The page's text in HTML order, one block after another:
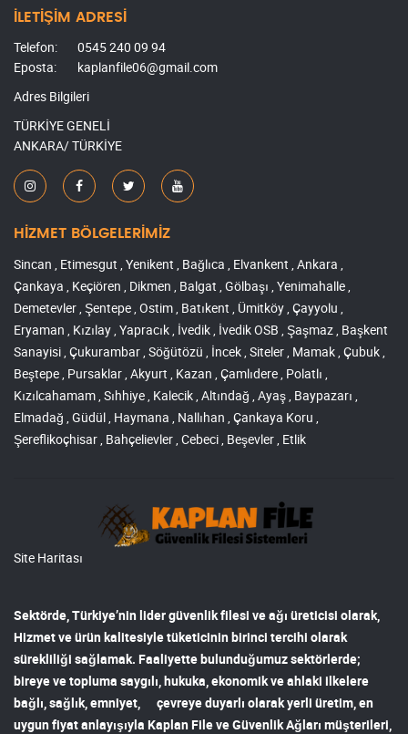
İLETİŞİM ADRESİ
Telefon:
0545 240 09 94
Eposta:
kaplanfile06@gmail.com
Adres Bilgileri
TÜRKİYE GENELİ
ANKARA/ TÜRKİYE
HİZMET BÖLGELERİMİZ
Sincan , Etimesgut , Yenikent , Bağlıca , Elvankent , Ankara ,
Çankaya , Keçiören , Dikmen , Balgat , Gölbaşı , Yenimahalle ,
Demetevler , Şentepe , Ostim , Batıkent , Ümitköy , Çayyolu ,
Eryaman , Kızılay , Yapracık , İvedik , İvedik OSB , Şaşmaz , Başkent
Sanayisi , Çukurambar , Söğütözü , İncek , Siteler , Mamak , Çubuk ,
Beştepe , Pursaklar , Akyurt , Kazan , Çamlıdere , Polatlı ,
Kızılcahamam , Sıhhiye , Kalecik , Altındağ , Ayaş , Baypazarı ,
Elmadağ , Güdül , Haymana , Nallıhan , Çankaya Koru ,
Şereflikoçhisar , Bahçelievler , Cebeci , Beşevler , Etlik
Site Haritası
Sektörde, Türkiye’nin lidergüvenlik filesi ve ağı üreticisi olarak,
Hizmet ve ürün kalitesiyle tüketicinin birinci tercihi olarak
sürekliliği sağlamak. Faaliyette bulunduğumuz sektörlerde;
bireye ve topluma saygılı, hukuka, ekonomik ve ahlaki ilkelere
bağlı, sağlık, emniyet, çevreye duyarlı olarak yerli üretim, en
uygun fiyat anlayışıyla Kaplan File ve Güvenlik Ağları müşterileri,